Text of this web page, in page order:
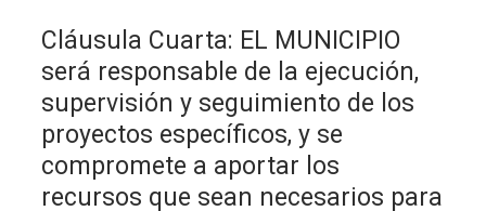
Cláusula Cuarta: EL MUNICIPIO
será responsable de la ejecución,
supervisión y seguimiento de los
proyectos específicos, y se
compromete a aportar los
recursos que sean necesarios para